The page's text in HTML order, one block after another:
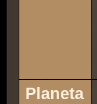
Planeta